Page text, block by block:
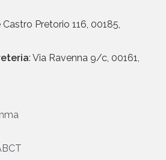
Castro Pretorio 116, 00185,
: Via Ravenna 9/c, 00161,